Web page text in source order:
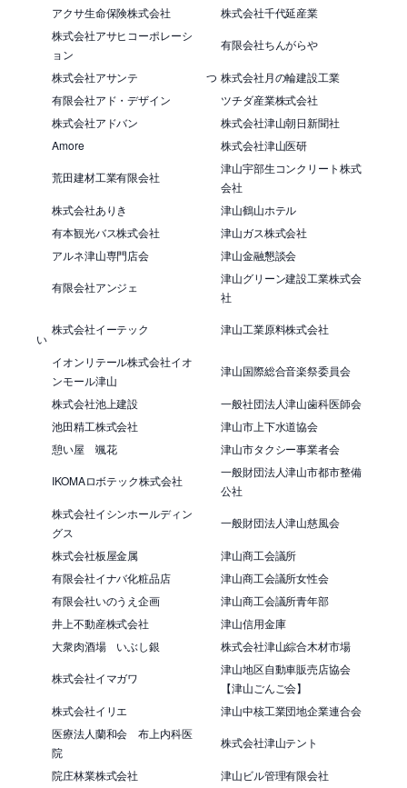
アクサ生命保険株式会社
株式会社千代延産業
株式会社アサヒコーポレーシ
ョン
有限会社ちんがらや
株式会社アサンテ つ 株式会社月の輪建設工業
有限会社アド・デザイン
ツチダ産業株式会社
株式会社アドバン
株式会社津山朝日新聞社
Amore
株式会社津山医研
荒田建材工業有限会社
津山宇部生コンクリート株式
会社
株式会社ありき
津山鶴山ホテル
有本観光バス株式会社
津山ガス株式会社
アルネ津山専門店会
津山金融懇談会
有限会社アンジェ
津山グリーン建設工業株式会
社
い
株式会社イーテック 津山工業原料株式会社
イオンリテール株式会社イオ
ンモール津山
津山国際総合音楽祭委員会
株式会社池上建設
一般社団法人津山歯科医師会
池田精工株式会社
津山市上下水道協会
憩い屋 颯花
津山市タクシー事業者会
IKOMAロボテック株式会社
一般財団法人津山市都市整備
公社
株式会社イシンホールディン
グス
一般財団法人津山慈風会
株式会社板屋金属
津山商工会議所
有限会社イナバ化粧品店
津山商工会議所女性会
有限会社いのうえ企画
津山商工会議所青年部
井上不動産株式会社
津山信用金庫
大衆肉酒場 いぶし銀
株式会社津山綜合木材市場
株式会社イマガワ
津山地区自動車販売店協会
【津山ごんご会】
株式会社イリエ
津山中核工業団地企業連合会
医療法人蘭和会 布上内科医
院
株式会社津山テント
院庄林業株式会社 津山ビル管理有限会社